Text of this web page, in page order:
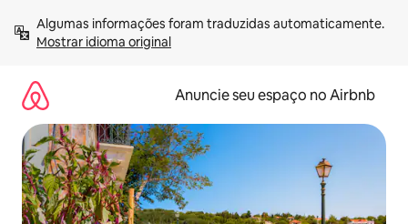
para
Mostrar idioma original
Anuncie seu espaço no Airbnb